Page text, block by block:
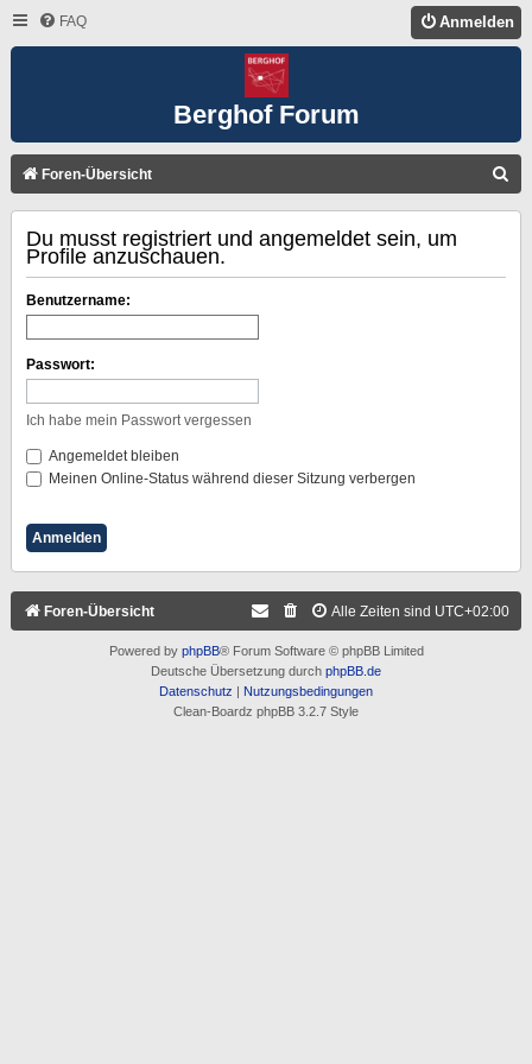
FAQ Anmelden
Berghof Forum
Foren-Übersicht
Du musst registriert und angemeldet sein, um
Profile anzuschauen.
Benutzername:
Passwort:
Ich habe mein Passwort vergessen
Angemeldet bleiben
Meinen Online-Status während dieser Sitzung verbergen
Foren-Übersicht Alle Zeiten sind UTC+02:00
Powered by phpBB® Forum Software © phpBB Limited
Deutsche Übersetzung durch phpBB.de
Datenschutz
Nutzungsbedingungen
Clean-Boardz phpBB 3.2.7 Style